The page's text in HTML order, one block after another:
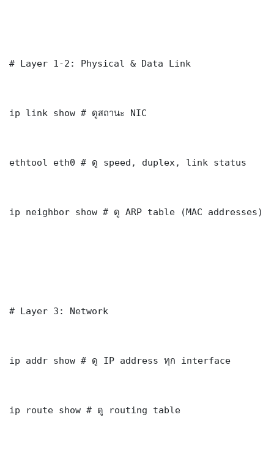
# Layer 1-2: Physical & Data Link
ip link show # ดูสถานะ NIC
ethtool eth0 # ดู speed, duplex, link status
ip neighbor show # ดู ARP table (MAC addresses)
# Layer 3: Network
ip addr show # ดู IP address ทุก interface
ip route show # ดู routing table